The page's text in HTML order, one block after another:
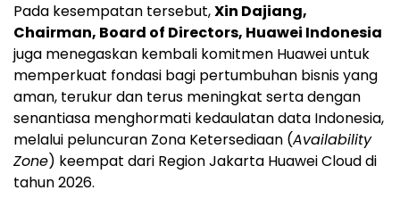
Pada kesempatan tersebut,Xin Dajiang,
Chairman, Board of Directors, Huawei Indonesia
juga menegaskan kembali komitmen Huawei untuk
memperkuat fondasi bagi pertumbuhan bisnis yang
aman, terukur dan terus meningkat serta dengan
senantiasa menghormati kedaulatan data Indonesia,
melalui peluncuran Zona Ketersediaan (Availability
Zone) keempat dari Region Jakarta Huawei Cloud di
tahun 2026.